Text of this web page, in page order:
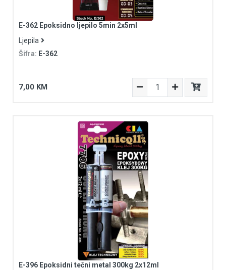
E-362 Epoksidno ljepilo 5min 2x5ml
Ljepila
Šifra: E-362
7,00 KM
E-396 Epoksidni tečni metal 300kg 2x12ml